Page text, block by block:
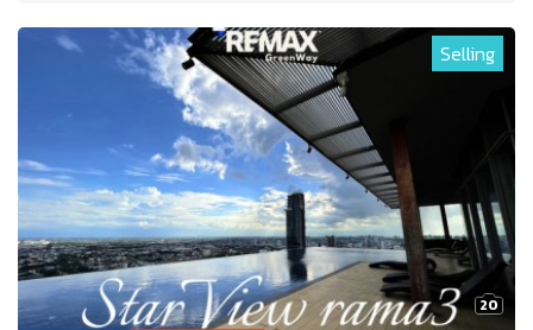
20
Selling